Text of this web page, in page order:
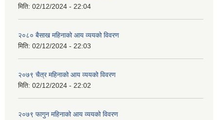
मिति: 02/12/2024 - 22:04
२०८० बैसाख महिनाको आय व्ययको विवरण
मिति: 02/12/2024 - 22:03
२०७९ चैत्र महिनाको आय व्ययको विवरण
मिति: 02/12/2024 - 22:02
२०७९ फागुन महिनाको आय व्ययको विवरण